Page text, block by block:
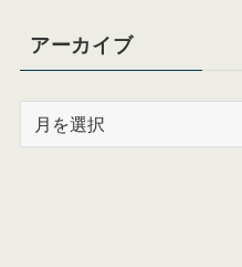
アーカイブ